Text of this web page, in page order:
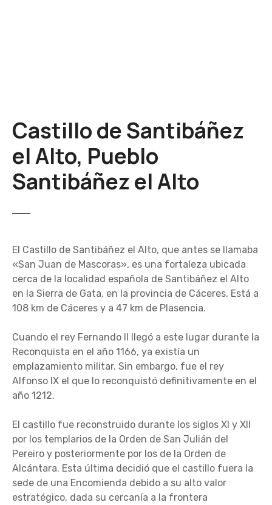
Castillo de Santibáñez
el Alto, Pueblo
Santibáñez el Alto
El Castillo de Santibáñez el Alto, que antes se llamaba
«San Juan de Mascoras», es una fortaleza ubicada
cerca de la localidad española de Santibáñez el Alto
en la Sierra de Gata, en la provincia de Cáceres. Está a
108 km de Cáceres y a 47 km de Plasencia.
Cuando el rey Fernando II llegó a este lugar durante la
Reconquista en el año 1166, ya existía un
emplazamiento militar. Sin embargo, fue el rey
Alfonso IX el que lo reconquistó definitivamente en el
año 1212.
El castillo fue reconstruido durante los siglos XI y XII
por los templarios de la Orden de San Julián del
Pereiro y posteriormente por los de la Orden de
Alcántara. Esta última decidió que el castillo fuera la
sede de una Encomienda debido a su alto valor
estratégico, dada su cercanía a la frontera